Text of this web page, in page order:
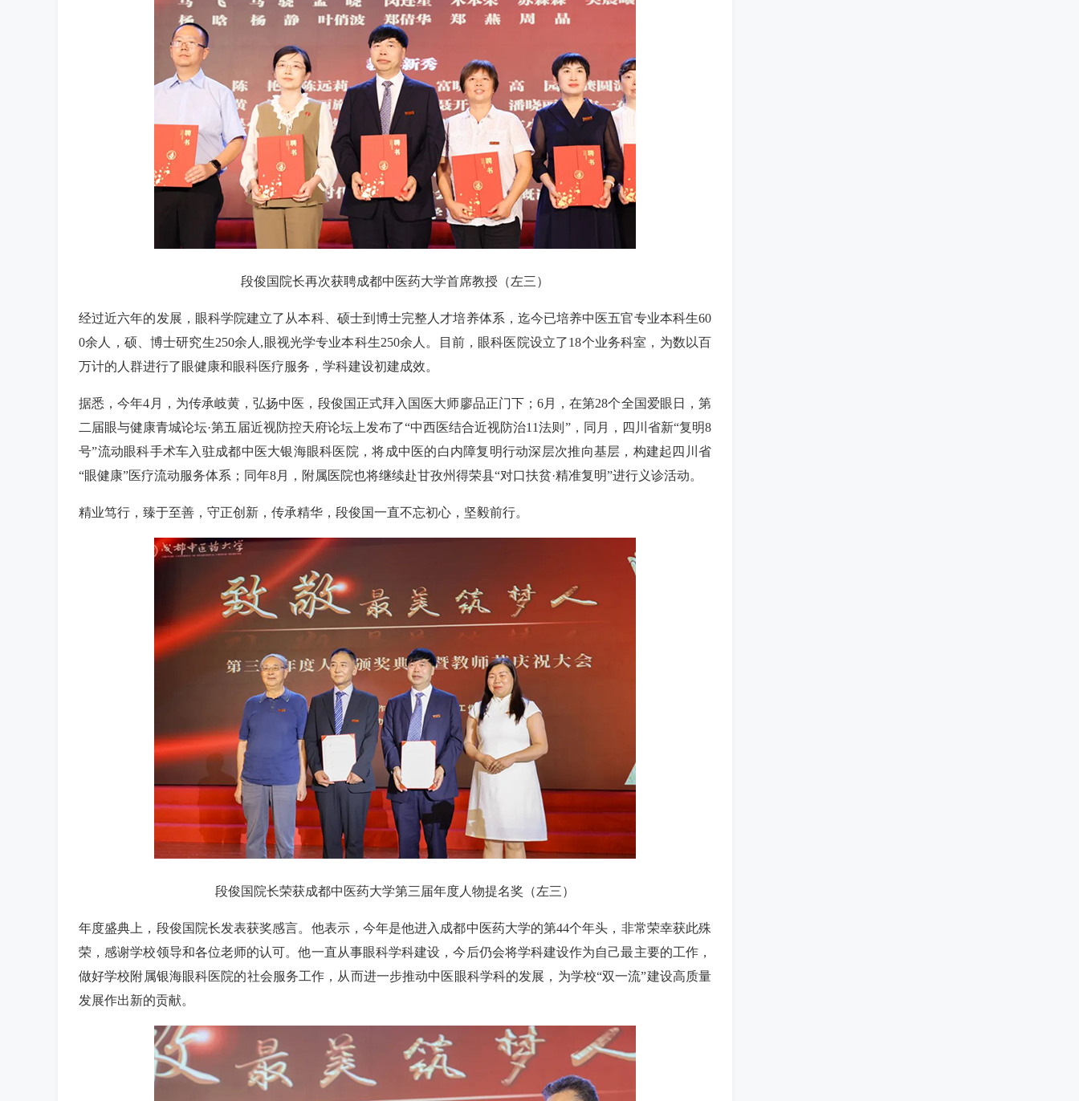
段俊国院长再次获聘成都中医药大学首席教授（左三）
经过近六年的发展，眼科学院建立了从本科、硕士到博士完整人才培养体系，迄今已培养中医五官专业本科生60
0余人，硕、博士研究生250余人,眼视光学专业本科生250余人。目前，眼科医院设立了18个业务科室，为数以百
万计的人群进行了眼健康和眼科医疗服务，学科建设初建成效。
据悉，今年4月，为传承岐黄，弘扬中医，段俊国正式拜入国医大师廖品正门下；6月，在第28个全国爱眼日，第
二届眼与健康青城论坛·第五届近视防控天府论坛上发布了“中西医结合近视防治11法则”，同月，四川省新“复明8
号”流动眼科手术车入驻成都中医大银海眼科医院，将成中医的白内障复明行动深层次推向基层，构建起四川省
“眼健康”医疗流动服务体系；同年8月，附属医院也将继续赴甘孜州得荣县“对口扶贫·精准复明”进行义诊活动。
精业笃行，臻于至善，守正创新，传承精华，段俊国一直不忘初心，坚毅前行。
段俊国院长荣获成都中医药大学第三届年度人物提名奖（左三）
年度盛典上，段俊国院长发表获奖感言。他表示，今年是他进入成都中医药大学的第44个年头，非常荣幸获此殊
荣，感谢学校领导和各位老师的认可。他一直从事眼科学科建设，今后仍会将学科建设作为自己最主要的工作，
做好学校附属银海眼科医院的社会服务工作，从而进一步推动中医眼科学科的发展，为学校“双一流”建设高质量
发展作出新的贡献。